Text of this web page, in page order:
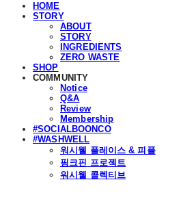
HOME
STORY
ABOUT
STORY
INGREDIENTS
ZERO WASTE
SHOP
COMMUNITY
Notice
Q&A
Review
Membership
#SOCIALBOONCO
#WASHWELL
워시웰 플레이스 & 피플
핑크핀 프로젝트
워시웰 콜렉티브